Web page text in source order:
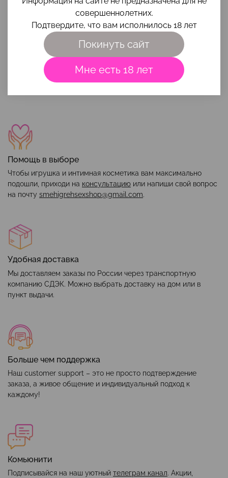
Отзывов еще никто не оставлял
Наши преимущества
Помощь в выборе
Чтобы игрушка и интимная косметика вам максимально
подошли, приходи на консультацию или напиши свой вопрос
на почту smehigrehsexshop@gmail.com.
Удобная доставка
Мы доставляем заказы по России через транспортную
компанию СДЭК. Можно выбрать доставку на дом или в
пункт выдачи.
Больше чем поддержка
Наш customer support – это не просто подтверждение
заказа, а живое общение и индивидуальный подход к
каждому!
Комьюнити
Подписывайся на наш уютный телеграм канал. Акции,
совершеннолетних.
Подтвердите, что вам исполнилось 18 лет
Покинуть сайт
Мне есть 18 лет